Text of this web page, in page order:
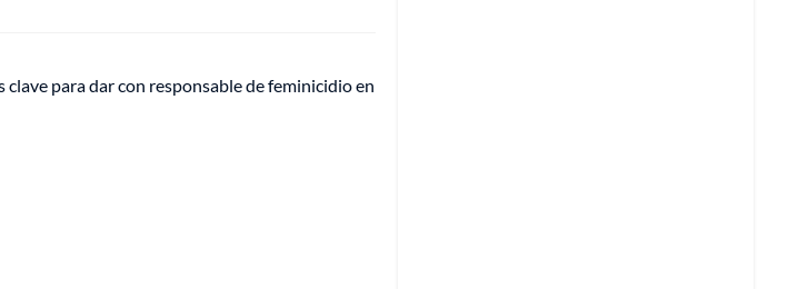
para dar con responsable de feminicidio en